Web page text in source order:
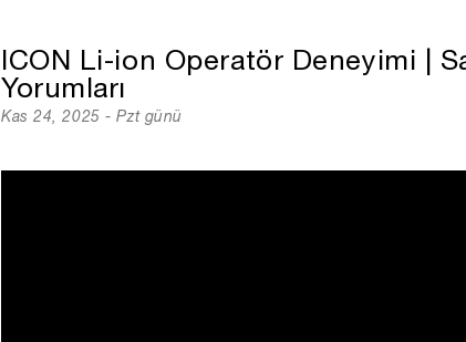
ICON Li-ion Operatör Deneyimi |
Yorumları
Kas 24, 2025 - Pzt günü